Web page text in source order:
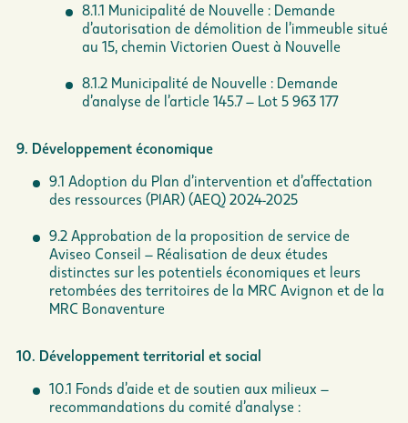
8.1.1 Municipalité de Nouvelle : Demande
d’autorisation de démolition de l’immeuble situé
au 15, chemin Victorien Ouest à Nouvelle
8.1.2 Municipalité de Nouvelle : Demande
d’analyse de l’article 145.7 – Lot 5 963 177
9. Développement économique
9.1 Adoption du Plan d’intervention et d’affectation
des ressources (PIAR) (AEQ) 2024-2025
9.2 Approbation de la proposition de service de
Aviseo Conseil – Réalisation de deux études
distinctes sur les potentiels économiques et leurs
retombées des territoires de la MRC Avignon et de la
MRC Bonaventure
10. Développement territorial et social
10.1 Fonds d’aide et de soutien aux milieux –
recommandations du comité d’analyse :